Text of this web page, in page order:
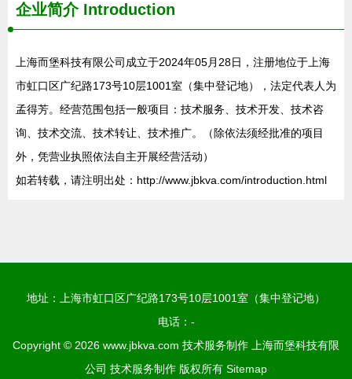
企业简介 Introduction
上海而堡科技有限公司成立于2024年05月28日，注册地位于上海
市虹口区广纪路173号10层1001室（集中登记地），法定代表人为
孟得芳。经营范围包括一般项目：技术服务、技术开发、技术咨
询、技术交流、技术转让、技术推广。（除依法须经批准的项目
外，凭营业执照依法自主开展经营活动）
如若转载，请注明出处：http://www.jbkva.com/introduction.html
地址：上海市虹口区广纪路173号10层1001室（集中登记地）
电话：-
Copyright © 2026 www.jbkva.com 技术服务制作
上海而堡科技有限
公司 技术服务制作 版权所有 Sitemap